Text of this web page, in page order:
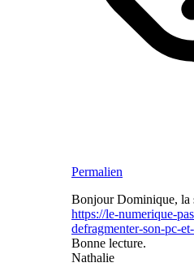
Permalien
Bonjour Dominique, la
https://le-numerique-
defragmenter-son-pc-
Bonne lecture.
Nathalie